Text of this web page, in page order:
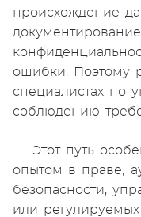
происхождение
ошибки. Поэтому
специалистах по
соблюдению
Этот путь
опытом в праве,
безопасности,
или